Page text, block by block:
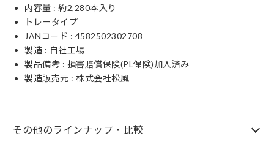
内容量 : 約2,280本入り
トレータイプ
JANコード : 4582502302708
製造 : 自社工場
製品備考 : 損害賠償保険(PL保険)加入済み
製造販売元 : 株式会社松風
その他のラインナップ・比較